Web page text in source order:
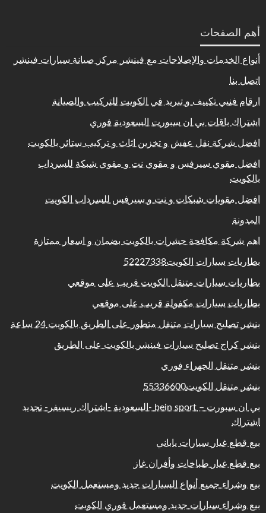
أهم الصفحات
أنواع الخدمات والإصلاحات مع فينشر مركز صيانة سيارات فينشر
اتصل بنا
ارقام فنيي تكييف و تبريد في الكويت للتركيب والصيانة
اشتراك باقات بي ان سبورت السعودية فوري
افضل شركة نقل عفش و تخزين اثاث و تركيب ستائر بالكويت
افضل مقوي سيرفس و مقوي نت و مقوي شبكة للسرداب
بالكويت
افضل مقويات شبكات و نت و سيرفس للسرداب الكويت
المدونة
اهم شركة مكافحة حشرات بالكويت بضمان و اسعار ممتازة
بطاريات سيارات الكويت52227338
بطاريات سيارات متنقل الكويت قريب على موقعي
بطاريات سيارات مكفولة قريب على موقعي
بنشر تصليح سيارات متنقل متطور على الطريق بالكويت 24 ساعة
بنشر كراج تصليح سيارات فينشر بالكويت على الطريق
بنشر متنقل الجهراء فوري
بنشر متنقل الكويت55336600
بي ان سبورت – bein sport -السعودية -اشتراك ريسيفر- تجديد
اشتراك
بيع قطع غيار سيارات ياباني
بيع قطع غيار طباخات وأفران غاز
بيع وشراء جميع أنواع السيارات جديد ومستعمل الكويت
بيع وشراء سيارات جديد ومستعمل فوري الكويت